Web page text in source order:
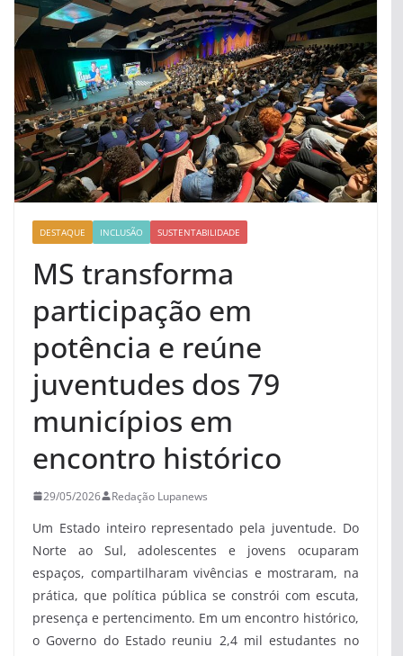
DESTAQUE INCLUSÃO SUSTENTABILIDADE
MS transforma
participação em
potência e reúne
juventudes dos 79
municípios em
encontro histórico
29/05/2026 Redação Lupanews
Um Estado inteiro representado pela juventude. Do
Norte ao Sul, adolescentes e jovens ocuparam
espaços, compartilharam vivências e mostraram, na
prática, que política pública se constrói com escuta,
presença e pertencimento. Em um encontro histórico,
o Governo do Estado reuniu 2,4 mil estudantes no